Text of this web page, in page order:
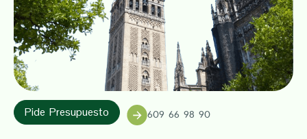
Pide Presupuesto 609 66 98 90